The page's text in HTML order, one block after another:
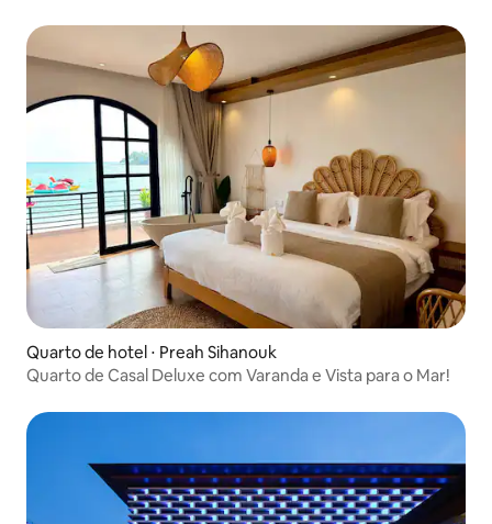
Quarto de hotel ⋅ Preah Sihanouk
Quarto de Casal Deluxe com Varanda e Vista para o Mar!